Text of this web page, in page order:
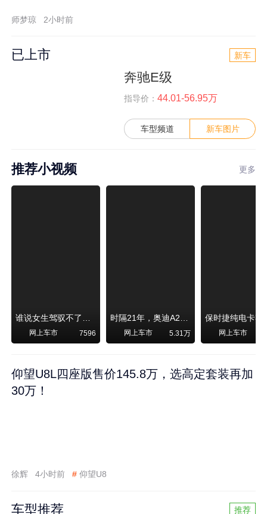
师梦琼 2小时前
已上市 新车
奔驰E级
指导价： 44.01-56.95万
车型频道 新车图片
推荐小视频 更多
谁说女生驾驭不了大SUV？看我开问界M6驰骋坝上草原！
网上车市 7596
时隔21年，奥迪A2强势归来！
网上车市 5.31万 网上车市
仰望U8L四座版售价145.8万，选高定套装再加
30万！
徐辉 4小时前 # 仰望U8
车型推荐 推荐